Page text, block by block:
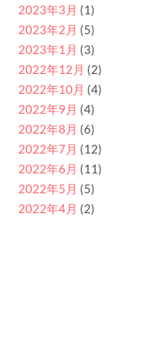
2023年3月 (1)
2023年2月 (5)
2023年1月 (3)
2022年12月 (2)
2022年10月 (4)
2022年9月 (4)
2022年8月 (6)
2022年7月 (12)
2022年6月 (11)
2022年5月 (5)
2022年4月 (2)